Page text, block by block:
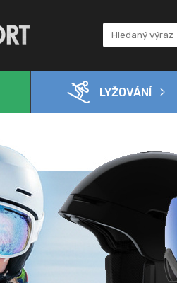
LYŽOVÁNÍ